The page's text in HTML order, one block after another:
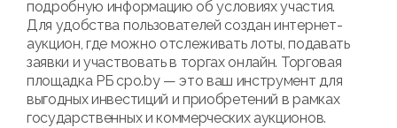
подробную информацию об условиях участия.
Для удобства пользователей создан интернет-
аукцион, где можно отслеживать лоты, подавать
заявки и участвовать в торгах онлайн. Торговая
площадка РБ cpo.by — это ваш инструмент для
выгодных инвестиций и приобретений в рамках
государственных и коммерческих аукционов.